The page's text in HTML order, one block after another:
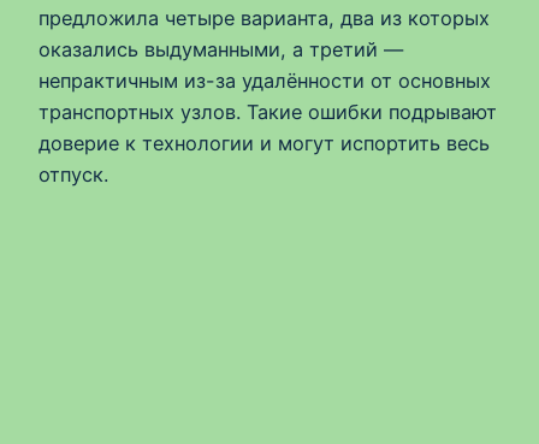
предложила четыре варианта, два из которых
оказались выдуманными, а третий —
непрактичным из-за удалённости от основных
транспортных узлов. Такие ошибки подрывают
доверие к технологии и могут испортить весь
отпуск.